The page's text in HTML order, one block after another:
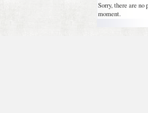
Sorry, there are
moment.